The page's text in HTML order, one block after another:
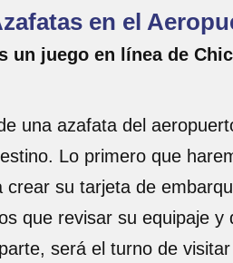
en el
un juego en línea de
una azafata del
Lo primero que
crear su tarjeta de
que revisar su equipaje
será el turno de